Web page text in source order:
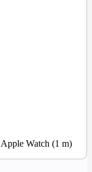
Watch (1 m)